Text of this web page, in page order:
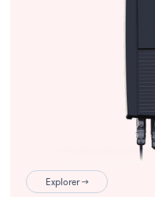
Explorer →